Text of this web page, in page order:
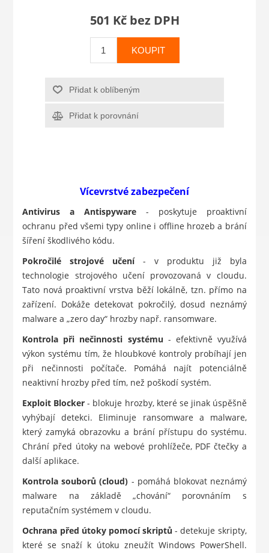
501 Kč bez DPH
KOUPIT
Přidat k oblíbeným
Přidat k porovnání
Vícevrstvé zabezpečení
Antivirus a Antispyware - poskytuje proaktivní
ochranu před všemi typy online i offline hrozeb a brání
šíření škodlivého kódu.
Pokročilé strojové učení- v produktu již byla
technologie strojového učení provozovaná v cloudu.
Tato nová proaktivní vrstva běží lokálně, tzn. přímo na
zařízení. Dokáže detekovat pokročilý, dosud neznámý
malware a „zero day“ hrozby např. ransomware.
Kontrola při nečinnosti systému - efektivně využívá
výkon systému tím, že hloubkové kontroly probíhají jen
při nečinnosti počítače. Pomáhá najít potenciálně
neaktivní hrozby před tím, než poškodí systém.
Exploit Blocker - blokuje hrozby, které se jinak úspěšně
vyhýbají detekci. Eliminuje ransomware a malware,
který zamyká obrazovku a brání přístupu do systému.
Chrání před útoky na webové prohlížeče, PDF čtečky a
další aplikace.
Kontrola souborů (cloud) - pomáhá blokovat neznámý
malware na základě „chování“ porovnáním s
reputačním systémem v cloudu.
Ochrana před útoky pomocí skriptů - detekuje skripty,
které se snaží k útoku zneužít Windows PowerShell.